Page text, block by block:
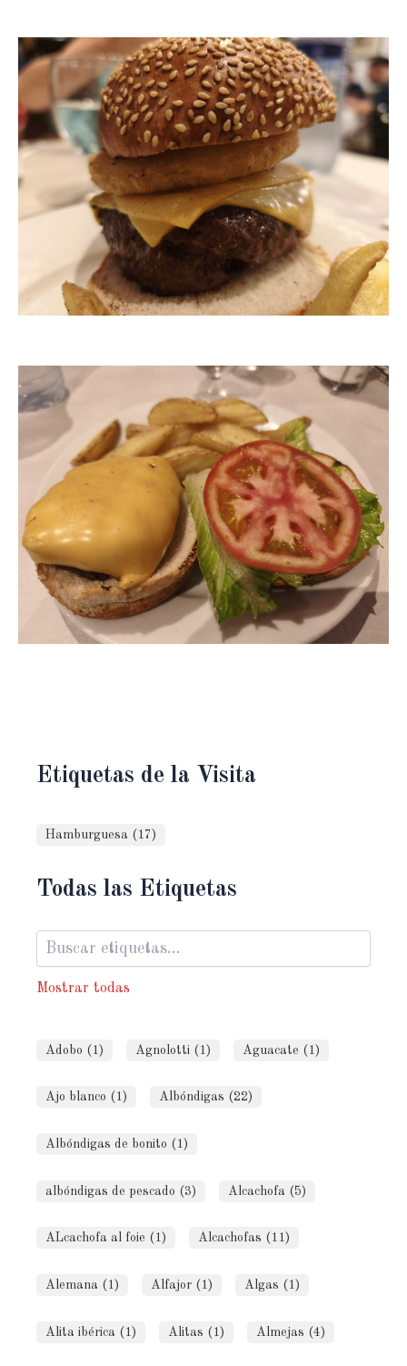
Etiquetas de la Visita
Hamburguesa (17)
Todas las Etiquetas
Mostrar todas
Adobo (1) Agnolotti (1) Aguacate (1)
Ajo blanco (1) Albóndigas (22)
Albóndigas de bonito (1)
albóndigas de pescado (3) Alcachofa (5)
ALcachofa al foie (1) Alcachofas (11)
Alemana (1) Alfajor (1) Algas (1)
Alita ibérica (1) Alitas (1) Almejas (4)